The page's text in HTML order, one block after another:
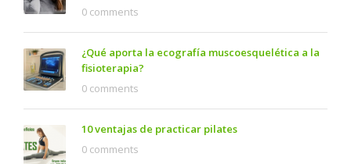
0 comments
¿Qué aporta la ecografía muscoesquelética a la
fisioterapia?
0 comments
10 ventajas de practicar pilates
0 comments